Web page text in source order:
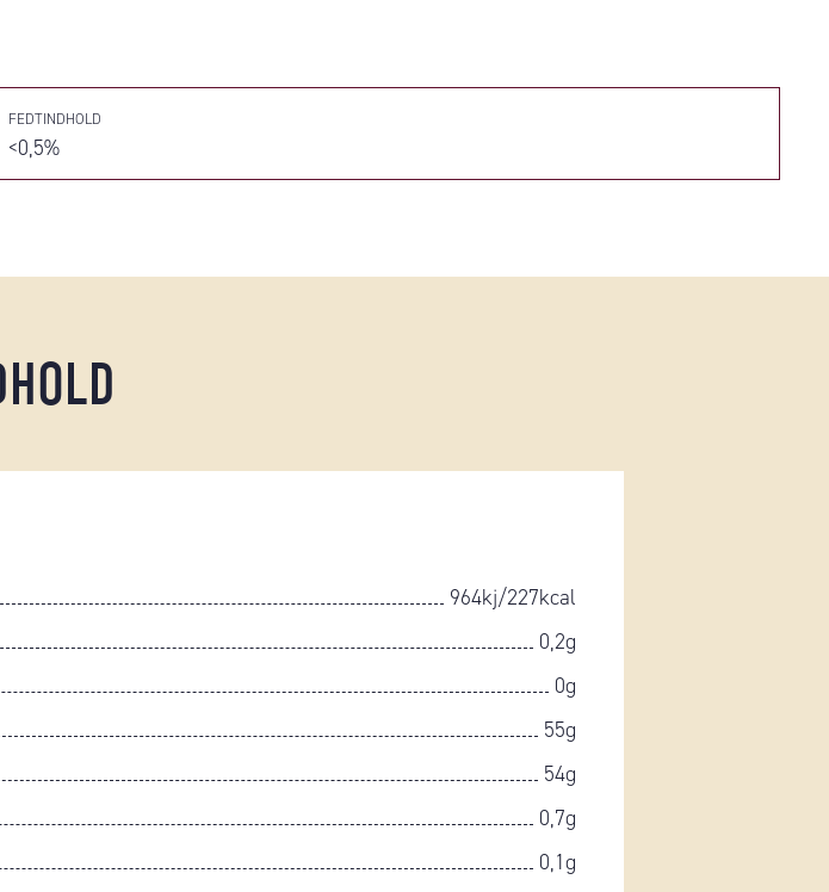
FEDTINDHOLD
<0,5%
964kj/227kcal
0,2g
0g
55g
54g
0,7g
0,1g